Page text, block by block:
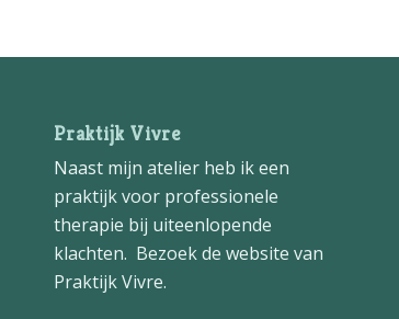
Praktijk Vivre
Naast mijn atelier heb ik een
praktijk voor professionele
therapie bij uiteenlopende
klachten. Bezoek de website van
Praktijk Vivre.